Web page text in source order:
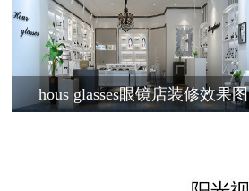
hous glasses眼镜店装修效果图